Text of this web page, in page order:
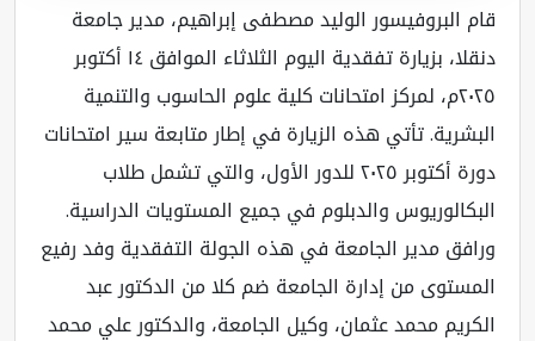
قام البروفيسور الوليد مصطفى إبراهيم، مدير جامعة
دنقلا، بزيارة تفقدية اليوم الثلاثاء الموافق ١٤ أكتوبر
٢٠٢٥م، لمركز امتحانات كلية علوم الحاسوب والتنمية
البشرية. تأتي هذه الزيارة في إطار متابعة سير امتحانات
دورة أكتوبر ٢٠٢٥ للدور الأول، والتي تشمل طلاب
البكالوريوس والدبلوم في جميع المستويات الدراسية.
ورافق مدير الجامعة في هذه الجولة التفقدية وفد رفيع
المستوى من إدارة الجامعة ضم كلا من الدكتور عبد
الكريم محمد عثمان، وكيل الجامعة، والدكتور علي محمد